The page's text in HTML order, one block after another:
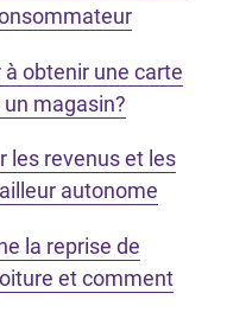
obtenir une carte
magasin?
les revenus et les
autonome
la reprise de
et comment